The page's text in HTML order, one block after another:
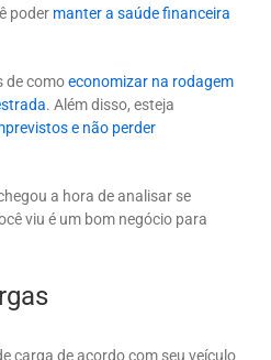
poder manter a saúde financeira
de comoeconomizar na rodagem
. Além disso, esteja
e não perder
a hora de analisar se
viu é um bom negócio para
carga de acordo com seu veículo